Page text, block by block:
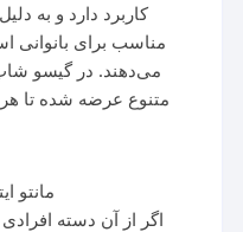
کاربرد دارد و به
مناسب برای
می‌دهند. در گیسو
متنوع عرضه شده تا هر
مانتو
اگر از آن دسته